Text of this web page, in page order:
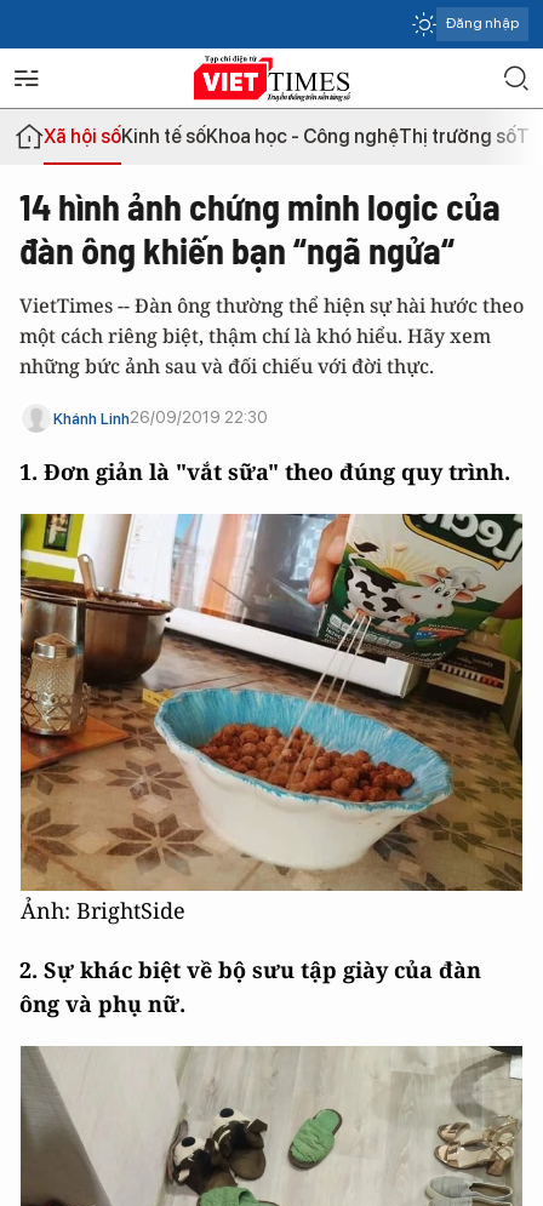
Đăng nhập
Xã hội sốKinh tế sốKhoa học - Công nghệThị trường số
14 hình ảnh chứng minh logic của
đàn ông khiến bạn “ngã ngửa“
VietTimes -- Đàn ông thường thể hiện sự hài hước theo
một cách riêng biệt, thậm chí là khó hiểu. Hãy xem
những bức ảnh sau và đối chiếu với đời thực.
Khánh Linh26/09/2019 22:30
1. Đơn giản là "vắt sữa" theo đúng quy trình.
Ảnh: BrightSide
2. Sự khác biệt về bộ sưu tập giày của đàn
ông và phụ nữ.